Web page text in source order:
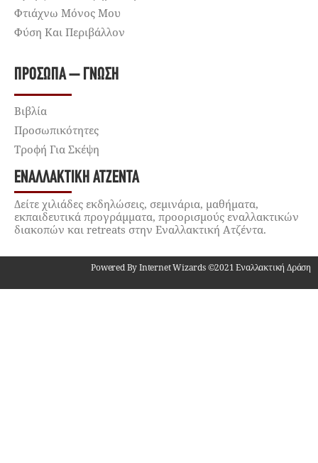
Φτιάχνω Μόνος Μου
Φύση Και Περιβάλλον
ΠΡΌΣΩΠΑ – ΓΝΏΣΗ
Βιβλία
Προσωπικότητες
Τροφή Για Σκέψη
ΕΝΑΛΛΑΚΤΙΚΉ ΑΤΖΈΝΤΑ
Δείτε χιλιάδες εκδηλώσεις, σεμινάρια, μαθήματα,
εκπαιδευτικά προγράμματα, προορισμούς εναλλακτικών
διακοπών και retreats στην Εναλλακτική Ατζέντα.
Powered By Internet Wizards ©2021 Εναλλακτική Δράση